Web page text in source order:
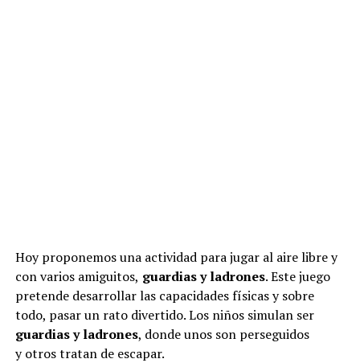
Hoy proponemos una actividad para jugar al aire libre y
con varios amiguitos, guardias y ladrones. Este juego
pretende desarrollar las capacidades físicas y sobre
todo, pasar un rato divertido. Los niños simulan ser
guardias y ladrones, donde unos son perseguidos
y otros tratan de escapar.